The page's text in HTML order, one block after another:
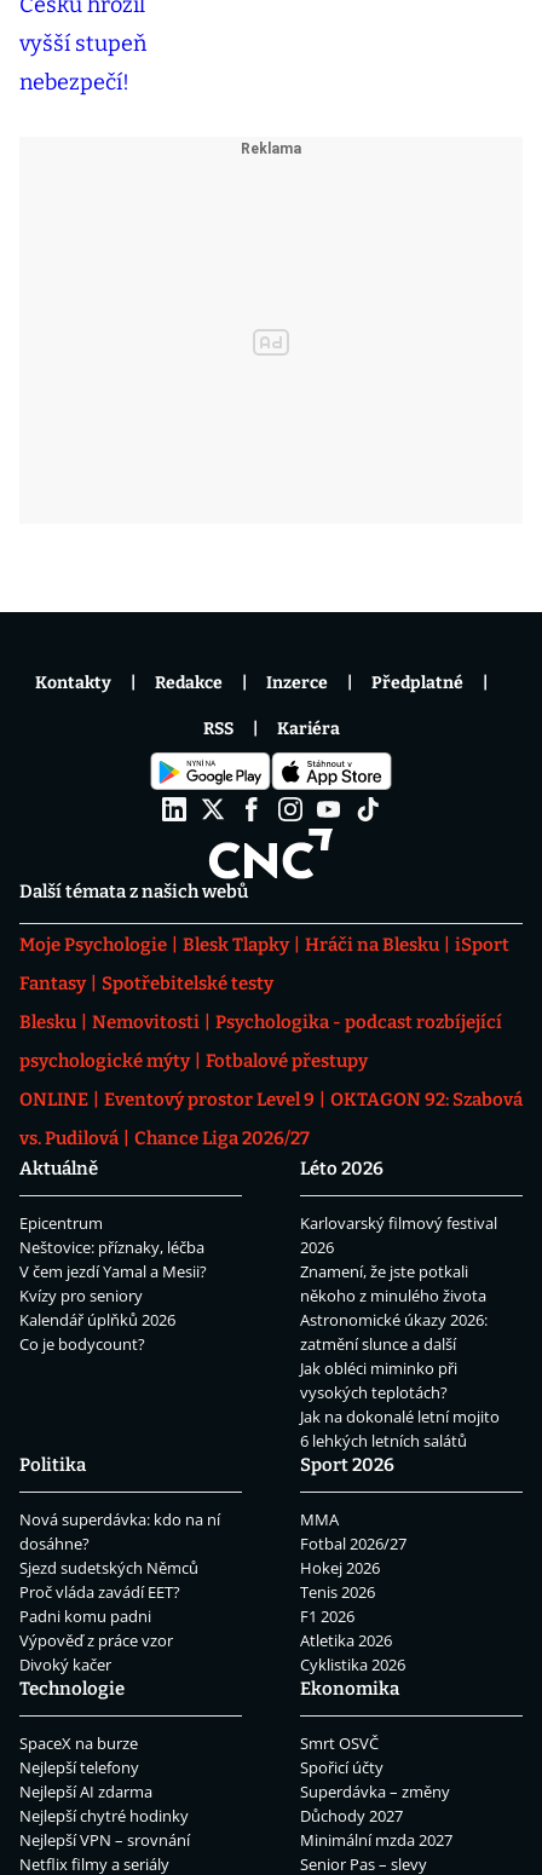
Další témata z našich webů
Moje Psychologie Blesk Tlapky Hráči na Blesku
iSport
Fantasy
Spotřebitelské testy
Blesku
Nemovitosti
Psychologika - podcast rozbíjející
psychologické mýty
Fotbalové přestupy
ONLINE
Eventový prostor Level 9
OKTAGON 92: Szabová
vs. Pudilová
Chance Liga 2026/27
Aktuálně
Epicentrum
Neštovice: příznaky, léčba
V čem jezdí Yamal a Mesii?
Kvízy pro seniory
Kalendář úplňků 2026
Co je bodycount?
Léto 2026
Karlovarský filmový festival
2026
Znamení, že jste potkali
někoho z minulého života
Astronomické úkazy 2026:
zatmění slunce a další
Jak obléci miminko při
vysokých teplotách?
Jak na dokonalé letní mojito
6 lehkých letních salátů
Politika
Nová superdávka: kdo na ní
dosáhne?
Sjezd sudetských Němců
Proč vláda zavádí EET?
Padni komu padni
Výpověď z práce vzor
Divoký kačer
Sport 2026
MMA
Fotbal 2026/27
Hokej 2026
Tenis 2026
F1 2026
Atletika 2026
Cyklistika 2026
Technologie
SpaceX na burze
Nejlepší telefony
Nejlepší AI zdarma
Nejlepší chytré hodinky
Nejlepší VPN – srovnání
Netflix filmy a seriály
Ekonomika
Smrt OSVČ
Spořicí účty
Superdávka – změny
Důchody 2027
Minimální mzda 2027
Senior Pas – slevy
Kontakty Redakce Inzerce Předplatné
RSS Kariéra